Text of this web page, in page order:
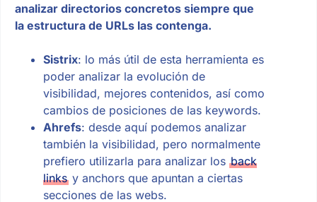
analizar directorios concretos siempre que
la estructura de URLs las contenga.
Sistrix: lo más útil de esta herramienta es
poder analizar la evolución de
visibilidad, mejores contenidos, así como
cambios de posiciones de las keywords.
Ahrefs: desde aquí podemos analizar
también la visibilidad, pero normalmente
prefiero utilizarla para analizar los back
linksy anchors que apuntan a ciertas
secciones de las webs.